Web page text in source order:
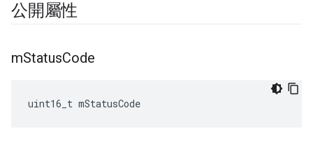
公開屬性
mStatusCode
uint16_t mStatusCode